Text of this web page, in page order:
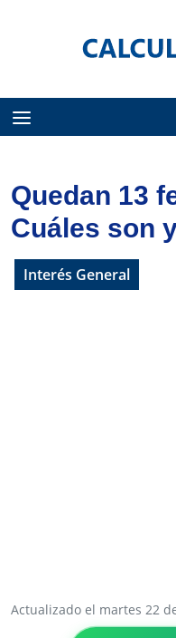
Quedan 13
Cuáles son
Interés General
Actualizado el martes 22